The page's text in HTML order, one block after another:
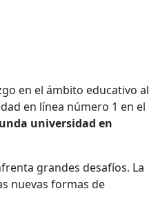
en el ámbito educativo al
en línea número 1 en el
universidad en
grandes desafíos. La
nuevas formas de